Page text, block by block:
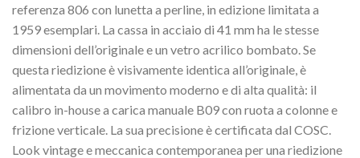
referenza 806 con lunetta a perline, in edizione limitata a
1959 esemplari. La cassa in acciaio di 41 mm ha le stesse
dimensioni dell’originale e un vetro acrilico bombato. Se
questa riedizione è visivamente identica all’originale, è
alimentata da un movimento moderno e di alta qualità: il
calibro in-house a carica manuale B09 con ruota a colonne e
frizione verticale. La sua precisione è certificata dal COSC.
Look vintage e meccanica contemporanea per una riedizione